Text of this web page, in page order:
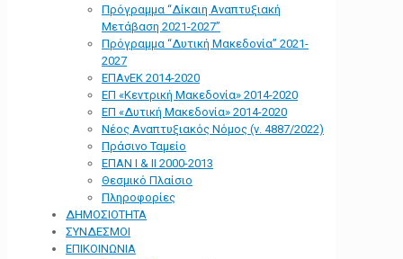
Πρόγραμμα “Δίκαιη Αναπτυξιακή
Μετάβαση 2021-2027”
Πρόγραμμα “Δυτική Μακεδονία” 2021-
2027
ΕΠΑνΕΚ 2014-2020
ΕΠ «Kεντρική Μακεδονία» 2014-2020
ΕΠ «Δυτική Μακεδονία» 2014-2020
Νέος Αναπτυξιακός Νόμος (ν. 4887/2022)
Πράσινο Ταμείο
ΕΠΑΝ Ι & ΙΙ 2000-2013
Θεσμικό Πλαίσιο
Πληροφορίες
ΔΗΜΟΣΙΟΤΗΤΑ
ΣΥΝΔΕΣΜΟΙ
ΕΠΙΚΟΙΝΩΝΙΑ